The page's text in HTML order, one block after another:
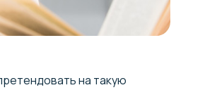
на такую